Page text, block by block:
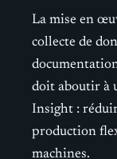
La mise en
collecte de
doit aboutir à
Insight :
production
machines.